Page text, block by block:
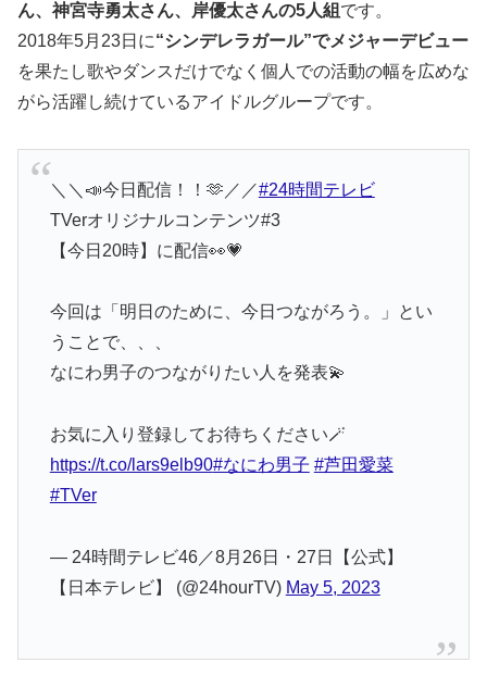
ん、神宮寺勇太さん、岸優太さんの5人組 です。
2018年5月23日に“シンデレラガール”でメジャーデビュー
を果たし歌やダンスだけでなく個人での活動の幅を広めな
がら活躍し続けているアイドルグループです。
＼＼📣今日配信！！🫶／／#24時間テレビ
TVerオリジナルコンテンツ#3
【今日20時】に配信👀💗
今回は「明日のために、今日つながろう。」とい
うことで、、、
なにわ男子のつながりたい人を発表💫
お気に入り登録してお待ちください🪄
https://t.co/lars9elb90#なにわ男子 #芦田愛菜
#TVer
— 24時間テレビ46／8月26日・27日【公式】
【日本テレビ】 (@24hourTV) May 5, 2023